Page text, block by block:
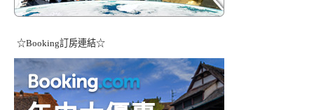
☆Booking訂房連結☆